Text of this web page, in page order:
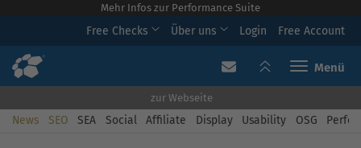
Mehr Infos zur Performance Suite
Free Checks Über uns Login Free Account
Toggle
zur Webseite
News SEO SEA Social Affiliate Display Usability OSG